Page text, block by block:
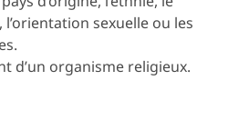
sexuelle ou les
d’un organisme religieux.